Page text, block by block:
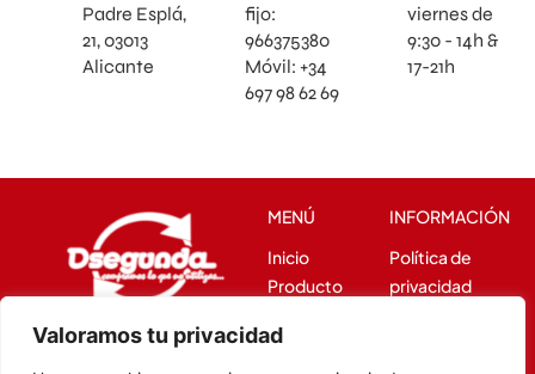
Valoramos tu privacidad
Padre Esplá,
21, 03013
Alicante
fijo:
966375380
Móvil: +34
697 98 62 69
viernes de
9:30 - 14h &
17-21h
Av. del Padre Esplá, 21,
MENÚ
Inicio
Producto
recuperable
INFORMACIÓN
Política de
privacidad